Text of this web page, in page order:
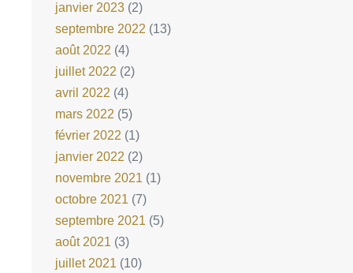
janvier 2023 (2)
septembre 2022 (13)
août 2022 (4)
juillet 2022 (2)
avril 2022 (4)
mars 2022 (5)
février 2022 (1)
janvier 2022 (2)
novembre 2021 (1)
octobre 2021 (7)
septembre 2021 (5)
août 2021 (3)
juillet 2021 (10)